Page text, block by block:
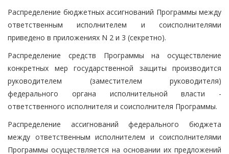
Распределение бюджетных ассигнований Программы между
ответственным исполнителем и соисполнителями
приведено в приложениях N 2 и 3 (секретно).
Распределение средств Программы на осуществление
конкретных мер государственной защиты производится
руководителем (заместителем руководителя)
федерального органа исполнительной власти -
ответственного исполнителя и соисполнителя Программы.
Распределение ассигнований федерального бюджета
между ответственным исполнителем и соисполнителями
Программы осуществляется на основании их предложений